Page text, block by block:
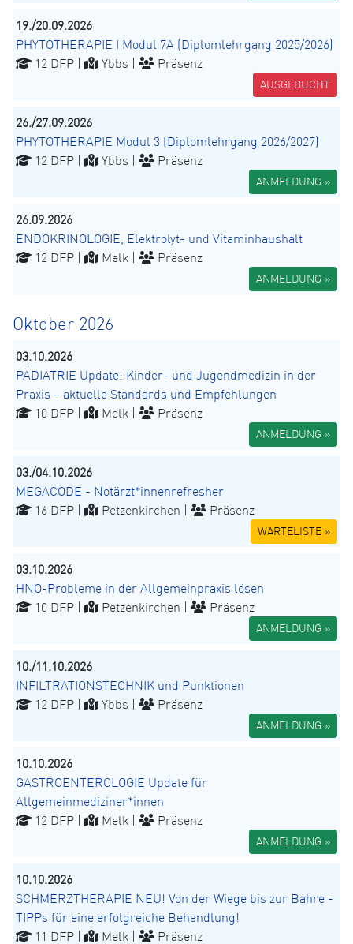
19./20.09.2026
PHYTOTHERAPIE I Modul 7A (Diplomlehrgang 2025/2026)
12 DFP |
Ybbs | Präsenz
AUSGEBUCHT
26./27.09.2026
PHYTOTHERAPIE Modul 3 (Diplomlehrgang 2026/2027)
12 DFP |
Ybbs | Präsenz
ANMELDUNG »
26.09.2026
ENDOKRINOLOGIE, Elektrolyt- und Vitaminhaushalt
12 DFP |
Melk | Präsenz
ANMELDUNG »
Oktober 2026
03.10.2026
PÄDIATRIE Update: Kinder- und Jugendmedizin in der
Praxis – aktuelle Standards und Empfehlungen
10 DFP |
Melk | Präsenz
ANMELDUNG »
03./04.10.2026
MEGACODE - Notärzt*innenrefresher
16 DFP |
Petzenkirchen | Präsenz
WARTELISTE »
03.10.2026
HNO-Probleme in der Allgemeinpraxis lösen
10 DFP |
Petzenkirchen | Präsenz
ANMELDUNG »
10./11.10.2026
INFILTRATIONSTECHNIK und Punktionen
12 DFP |
Ybbs | Präsenz
ANMELDUNG »
10.10.2026
GASTROENTEROLOGIE Update für
Allgemeinmediziner*innen
12 DFP |
Melk | Präsenz
ANMELDUNG »
10.10.2026
SCHMERZTHERAPIE NEU! Von der Wiege bis zur Bahre -
TIPPs für eine erfolgreiche Behandlung!
11 DFP |
Melk | Präsenz